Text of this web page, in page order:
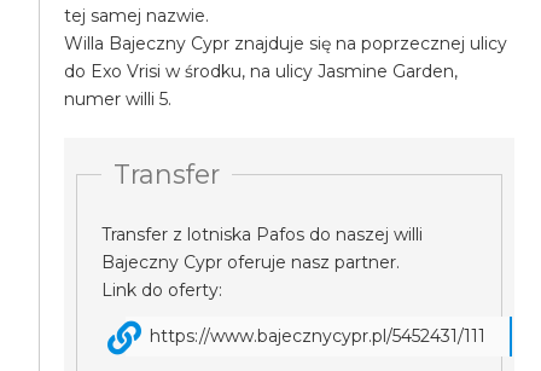
tej samej nazwie.
Willa Bajeczny Cypr znajduje się na poprzecznej ulicy
do Exo Vrisi w środku, na ulicy Jasmine Garden,
numer willi 5.
Transfer
Transfer z lotniska Pafos do naszej willi
Bajeczny Cypr oferuje nasz partner.
Link do oferty:
https://www.bajecznycypr.pl/5452431/111